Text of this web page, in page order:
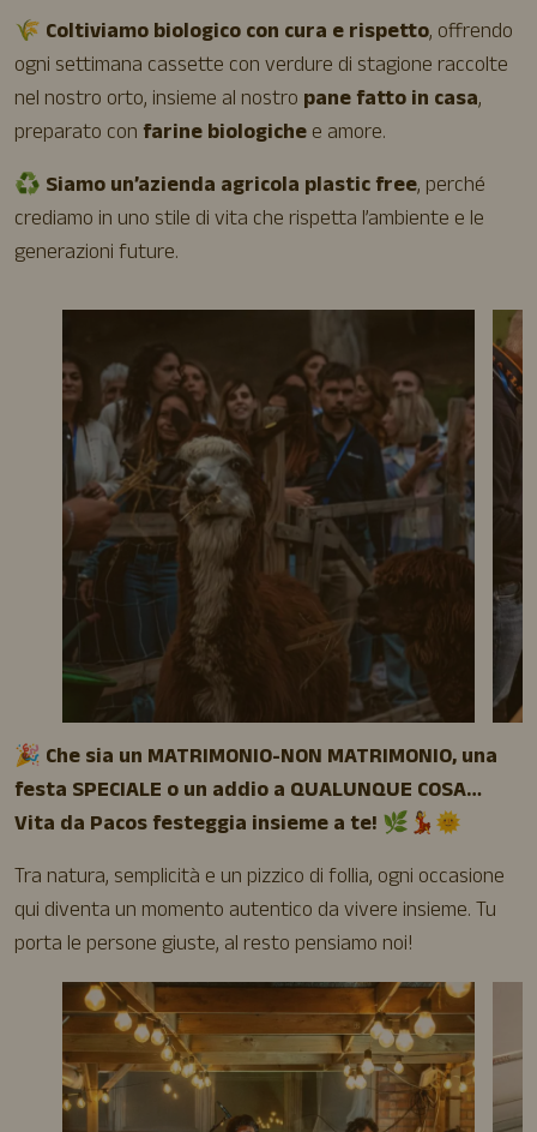
🌾 Coltiviamo biologico con cura e rispetto, offrendo
ogni settimana cassette con verdure di stagione raccolte
nel nostro orto, insieme al nostro pane fatto in casa,
preparato con farine biologichee amore.
♻️ Siamo un’azienda agricola plastic free, perché
crediamo in uno stile di vita che rispetta l’ambiente e le
generazioni future.
🎉 Che sia un MATRIMONIO-NON MATRIMONIO, una
festa SPECIALE o un addio a QUALUNQUE COSA…
Vita da Pacos festeggia insieme a te! 🌿💃🌞
Tra natura, semplicità e un pizzico di follia, ogni occasione
qui diventa un momento autentico da vivere insieme. Tu
porta le persone giuste, al resto pensiamo noi!